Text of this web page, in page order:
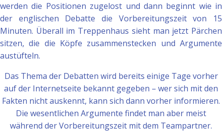
werden die Positionen zugelost und dann beginnt wie in
der englischen Debatte die Vorbereitungszeit von 15
Minuten. Überall im Treppenhaus sieht man jetzt Pärchen
sitzen, die die Köpfe zusammenstecken und Argumente
austüfteln.
Das Thema der Debatten wird bereits einige Tage vorher
auf der Internetseite bekannt gegeben – wer sich mit den
Fakten nicht auskennt, kann sich dann vorher informieren.
Die wesentlichen Argumente findet man aber meist
während der Vorbereitungszeit mit dem Teampartner.